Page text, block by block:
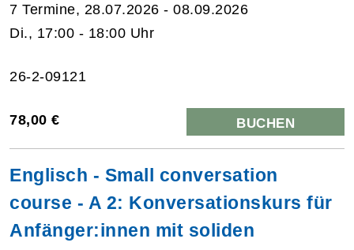
7 Termine, 28.07.2026 - 08.09.2026
Di., 17:00 - 18:00 Uhr
26-2-09121
78,00 € BUCHEN
Englisch - Small conversation
course - A 2: Konversationskurs für
Anfänger:innen mit soliden